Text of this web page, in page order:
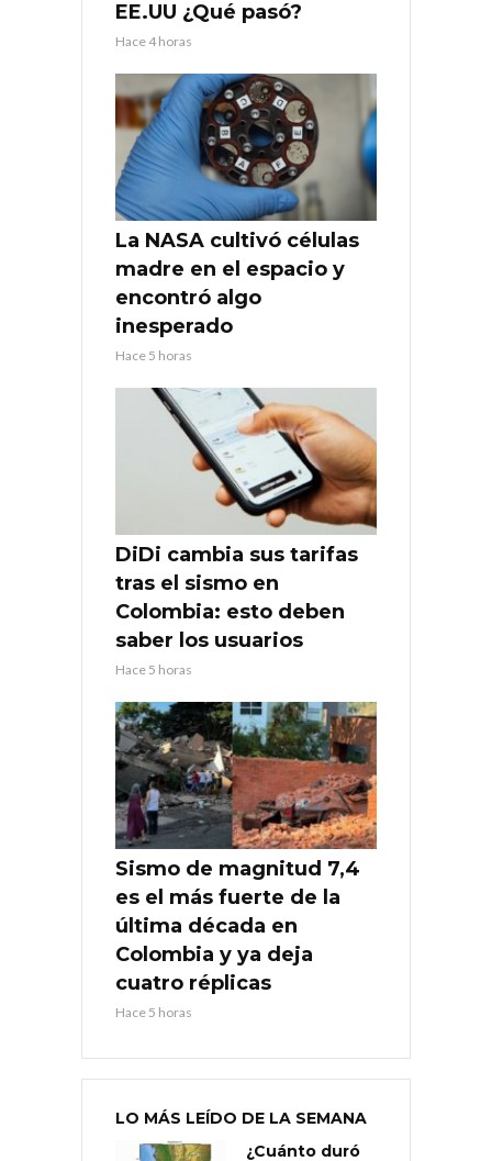
EE.UU ¿Qué pasó?
Hace 4 horas
La NASA cultivó células
madre en el espacio y
encontró algo
inesperado
Hace 5 horas
DiDi cambia sus tarifas
tras el sismo en
Colombia: esto deben
saber los usuarios
Hace 5 horas
Sismo de magnitud 7,4
es el más fuerte de la
última década en
Colombia y ya deja
cuatro réplicas
Hace 5 horas
LO MÁS LEÍDO DE LA SEMANA
¿Cuánto duró